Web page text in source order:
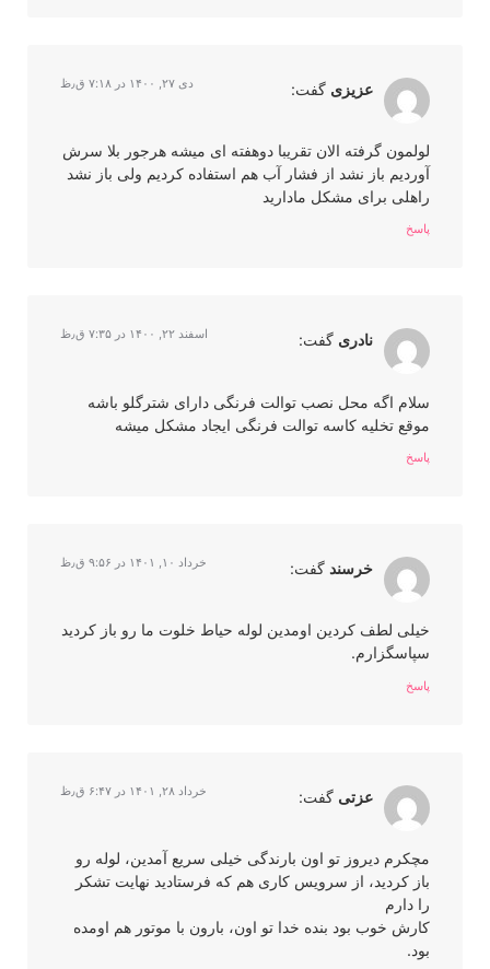
عزیزی گفت: دی ۲۷, ۱۴۰۰ در ۷:۱۸ ق٫ظ
لولمون گرفته الان تقریبا دوهفته ای میشه هرجور بلا سرش
آوردیم باز نشد از فشار آب هم استفاده کردیم ولی باز نشد
راهلی برای مشکل مادارید
پاسخ
نادری گفت: اسفند ۲۲, ۱۴۰۰ در ۷:۳۵ ق٫ظ
سلام اگه محل نصب توالت فرنگی دارای شترگلو باشه
موقع تخلیه کاسه توالت فرنگی ایجاد مشکل میشه
پاسخ
خرسند گفت: خرداد ۱۰, ۱۴۰۱ در ۹:۵۶ ق٫ظ
خیلی لطف کردین اومدین لوله حیاط خلوت ما رو باز کردید
سپاسگزارم.
پاسخ
عزتی گفت: خرداد ۲۸, ۱۴۰۱ در ۶:۴۷ ق٫ظ
مچکرم دیروز تو اون بارندگی خیلی سریع آمدین، لوله رو
باز کردید، از سرویس کاری هم که فرستادید نهایت تشکر
را دارم
کارش خوب بود بنده خدا تو اون، بارون با موتور هم اومده
بود.